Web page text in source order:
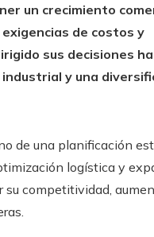
un crecimiento
de costos y
sus decisiones
y una
de una planificación
logística y
competitividad,